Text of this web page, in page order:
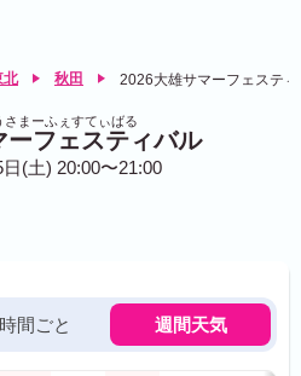
北 秋田 2026大雄サマーフェステ
さまーふぇすてぃばる
ーフェスティバル
(土) 20:00〜21:00
間ごと 週間天気